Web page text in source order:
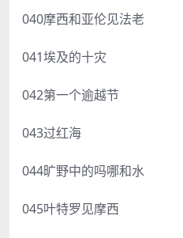
040摩西和亚伦见法老
041埃及的十灾
042第一个逾越节
043过红海
044旷野中的吗哪和水
045叶特罗见摩西